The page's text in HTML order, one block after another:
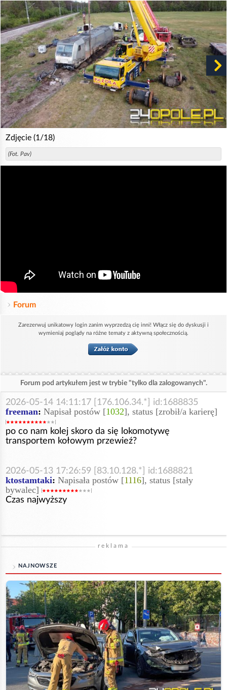
Zdjęcie (1/18)
(Fot. Pav)
Forum
Zarezerwuj unikatowy login zanim wyprzedzą cię inni! Włącz się do dyskusji i
wymieniaj poglądy na różne tematy z aktywną społecznością.
Forum pod artykułem jest w trybie "tylko dla zalogowanych".
2026-05-14 14:11:17 [176.106.34.*] id:1688835
freeman: Napisał postów [1032], status [zrobił/a karierę]
po co nam kolej skoro da się lokomotywę
transportem kołowym przewieź?
2026-05-13 17:26:59 [83.10.128.*] id:1688821
ktostamtaki: Napisała postów [1116], status [stały
bywalec]
Czas najwyższy
reklama
NAJNOWSZE